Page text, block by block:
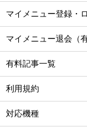
マイメニュー登録・
マイメニュー退会（
有料記事一覧
利用規約
対応機種